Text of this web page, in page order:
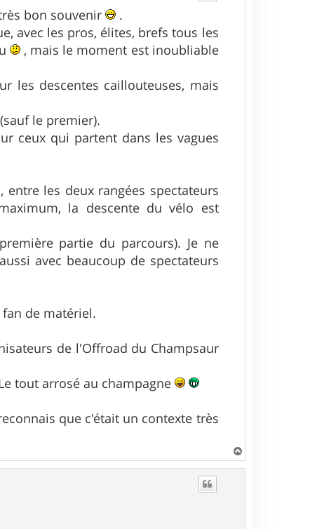
bon souvenir
.
avec les pros, élites, brefs tous les
, mais le moment est inoubliable
les descentes caillouteuses, mais
le premier).
ceux qui partent dans les vagues
, entre les deux rangées spectateurs
la descente du vélo est
partie du parcours). Je ne
avec beaucoup de spectateurs
de matériel.
de l'Offroad du Champsaur
tout arrosé au champagne
que c'était un contexte très
a